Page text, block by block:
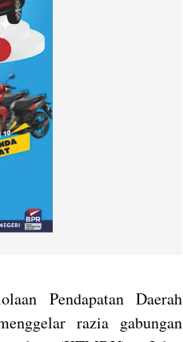
Pendapatan Daerah
razia gabungan